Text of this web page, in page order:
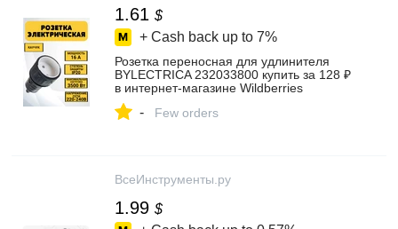
1.61 $
+ Cash back up to 7%
Розетка переносная для удлинителя
BYLECTRICA 232033800 купить за 128 ₽
в интернет‑магазине Wildberries
- Few orders
ВсеИнструменты.ру
1.99 $